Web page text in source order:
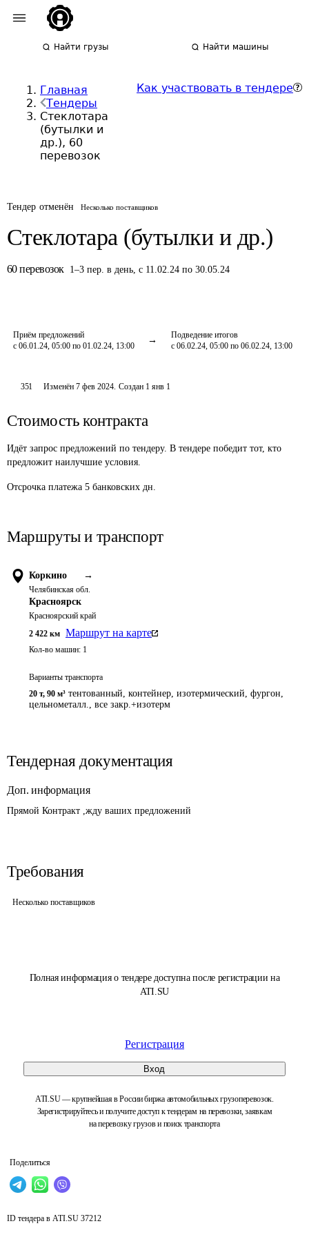
Найти грузы Найти машины
Главная
Тендеры
Стеклотара
(бутылки и
др.), 60
перевозок
Как участвовать в тендере
Тендер отменён Несколько поставщиков
Стеклотара (бутылки и др.)
60 перевозок 1–3 пер. в день, с 11.02.24 по 30.05.24
Приём предложений
с 06.01.24, 05:00 по 01.02.24, 13:00
Подведение итогов
с 06.02.24, 05:00 по 06.02.24, 13:00
Полная информация о тендере доступна после регистрации на
ATI.SU
Регистрация
Вход
ATI.SU — крупнейшая в России биржа автомобильных грузоперевозок.
Зарегистрируйтесь и получите доступ к тендерам на перевозки, заявкам
на перевозку грузов и поиск транспорта
Поделиться
351 Изменён7 фев 2024. Создан 1 янв 1
Стоимость контракта
Идёт запрос предложений по тендеру. В тендере победит тот, кто
предложит наилучшие условия.
Отсрочка платежа 5 банковских дн.
Маршруты и транспорт
Коркино →
Челябинская обл.
Красноярск
Красноярский край
2 422 км Маршрут на карте
Кол-во машин: 1
Варианты транспорта
20 т, 90 м³ тентованный, контейнер, изотермический, фургон,
цельнометалл., все закр.+изотерм
Тендерная документация
Доп. информация
Прямой Контракт ,жду ваших предложений
Требования
Несколько поставщиков
ID тендера в ATI.SU 37212